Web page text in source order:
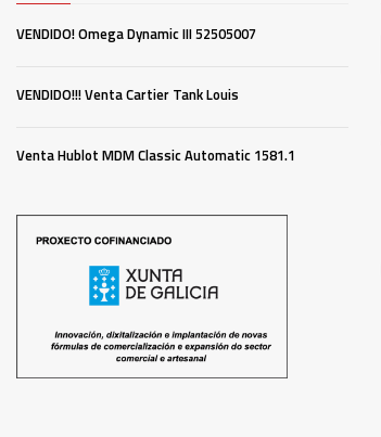
VENDIDO! Omega Dynamic III 52505007
VENDIDO!!! Venta Cartier Tank Louis
Venta Hublot MDM Classic Automatic 1581.1